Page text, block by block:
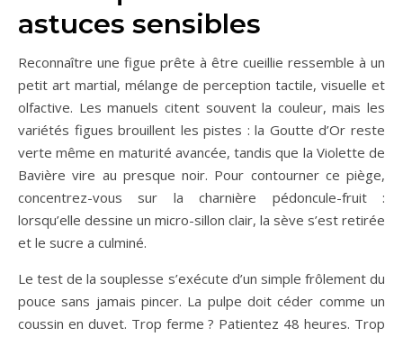
astuces sensibles
Reconnaître une figue prête à être cueillie ressemble à un
petit art martial, mélange de perception tactile, visuelle et
olfactive. Les manuels citent souvent la couleur, mais les
variétés figues brouillent les pistes : la Goutte d’Or reste
verte même en maturité avancée, tandis que la Violette de
Bavière vire au presque noir. Pour contourner ce piège,
concentrez-vous sur la charnière pédoncule-fruit :
lorsqu’elle dessine un micro-sillon clair, la sève s’est retirée
et le sucre a culminé.
Le test de la souplesse s’exécute d’un simple frôlement du
pouce sans jamais pincer. La pulpe doit céder comme un
coussin en duvet. Trop ferme ? Patientez 48 heures. Trop